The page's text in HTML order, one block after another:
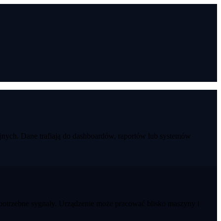
Dane trafiają do dashboardów, raportów lub systemów